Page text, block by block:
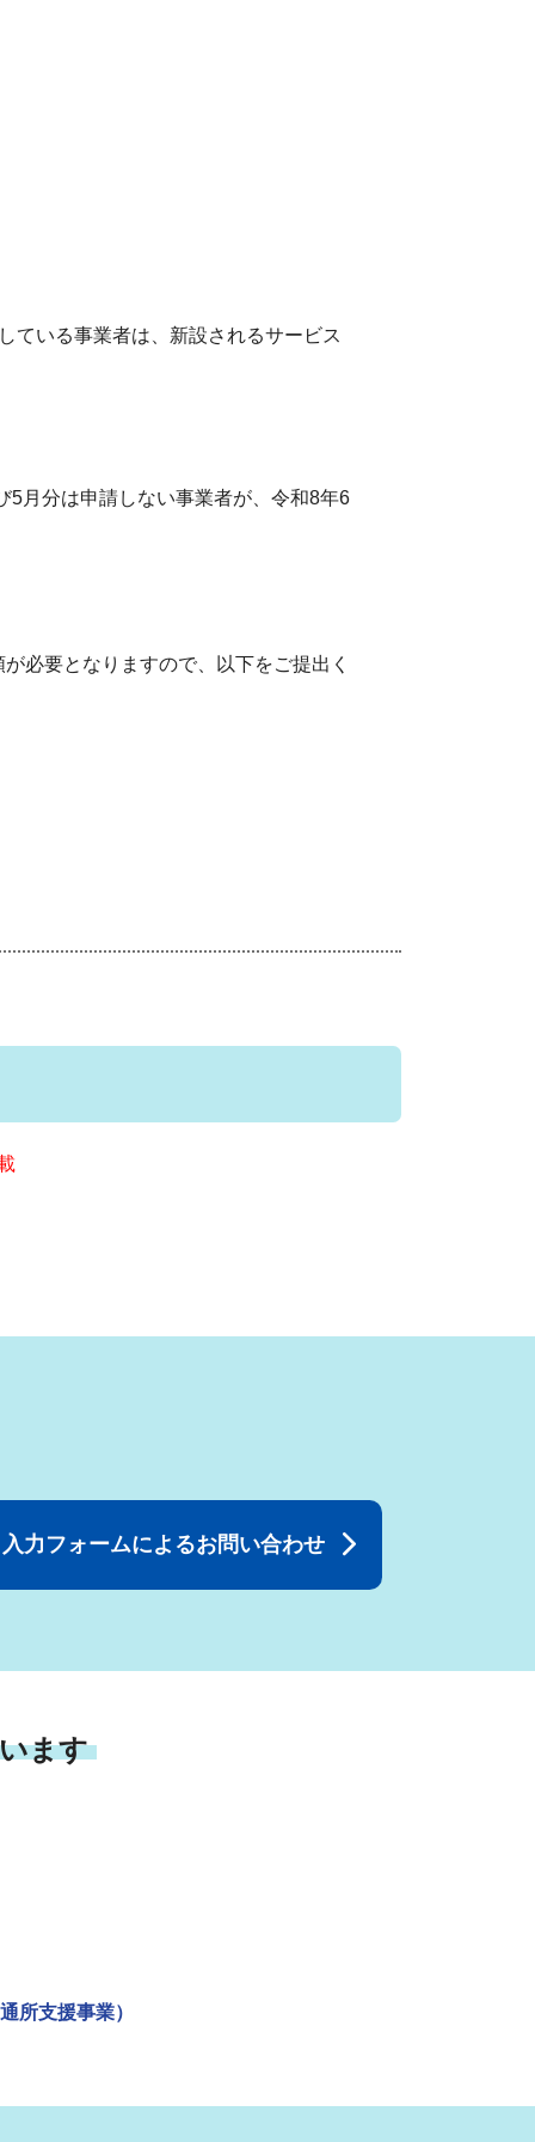
いる事業者は、新設されるサービス
分は申請しない事業者が、令和8年6
必要となりますので、以下をご提出く
入力フォームによるお問い合わせ
ます
所支援事業）